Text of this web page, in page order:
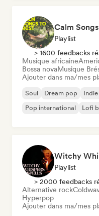
Playlist
> 1600 feedbacks
Musique africaine
Bossa novaMusique
Ajouter dans ma/mes
Soul Dream pop
Pop international
Lofi
Playlist
> 2000 feedbacks
Alternative rock
Hyperpop
Ajouter dans ma/mes